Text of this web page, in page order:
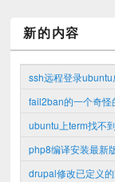
新的内容
ssh远程登录
fail2ban的一个奇怪
ubuntu上term找不
php8编译安装最新
drupal修改已定义